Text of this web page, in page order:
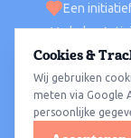
Een
Verhalen
Alle wijkenAlmere
Almere Hout
Cookies &
Wij gebruiken
meten via Google
persoonlijke